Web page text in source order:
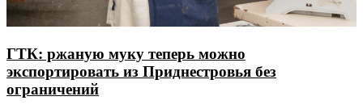
ГТК: ржаную муку теперь можно
экспортировать из Приднестровья без
ограничений